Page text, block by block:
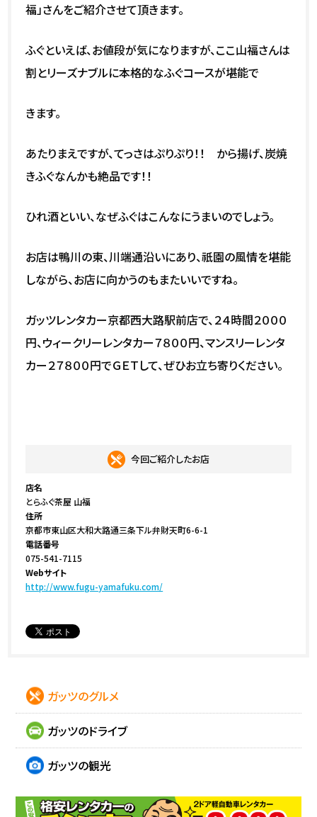
福」さんをご紹介させて頂きます。
ふぐといえば、お値段が気になりますが、ここ山福さんは
割とリーズナブルに本格的なふぐコースが堪能で
きます。
あたりまえですが、てっさはぷりぷり！！ から揚げ、炭焼
きふぐなんかも絶品です！！
ひれ酒といい、なぜふぐはこんなにうまいのでしょう。
お店は鴨川の東、川端通沿いにあり、祇園の風情を堪能
しながら、お店に向かうのもまたいいですね。
ガッツレンタカー京都西大路駅前店で、２４時間２０００
円、ウィークリーレンタカー７８００円、マンスリーレンタ
カー２７８００円でＧＥＴして、ぜひお立ち寄りください。
今回ご紹介したお店
店名
とらふぐ茶屋 山福
住所
京都市東山区大和大路通三条下ル弁財天町6-6-1
電話番号
075-541-7115
Webサイト
http://www.fugu-yamafuku.com/
ガッツのグルメ
ガッツのドライブ
ガッツの観光